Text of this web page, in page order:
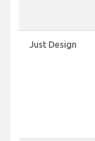
Just Design